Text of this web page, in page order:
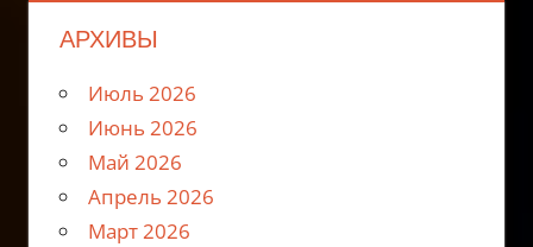
АРХИВЫ
Июль 2026
Июнь 2026
Май 2026
Апрель 2026
Март 2026